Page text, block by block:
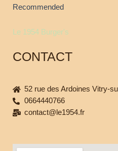
Recommended
Le 1954 Burger's
CONTACT
52 rue des Ardoines Vitry-
0664440766
contact@le1954.fr